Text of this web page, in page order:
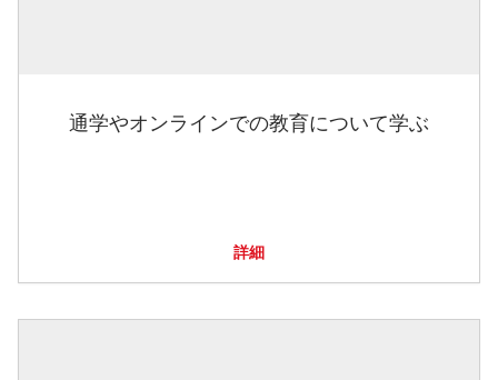
通学やオンラインでの教育について学ぶ
詳細